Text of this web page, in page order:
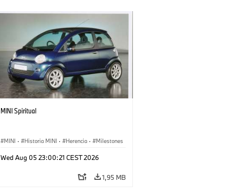
MINI Spiritual
MINI · Historia MINI · Herencia · Milestones
Wed Aug 05 23:00:21 CEST 2026
1,95 MB